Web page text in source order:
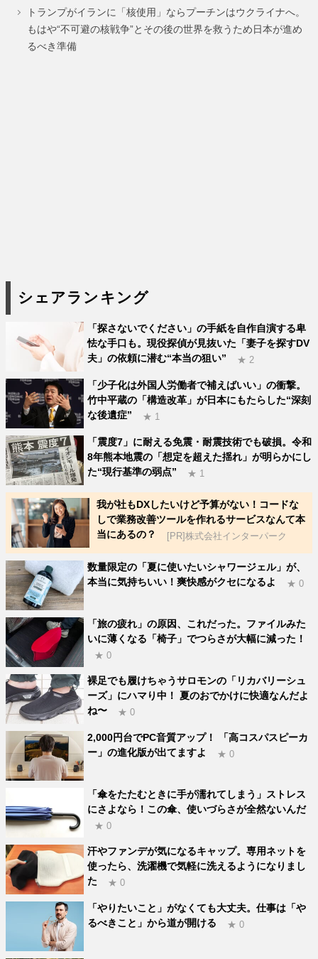
ジ
ジ
ジ
トランプがイランに「核使用」ならプーチンはウクライナへ。
もはや“不可避の核戦争”とその後の世界を救うため日本が進め
るべき準備
シェアランキング
「探さないでください」の手紙を自作自演する卑
怯な手口も。現役探偵が見抜いた「妻子を探すDV
夫」の依頼に潜む“本当の狙い”
★ 2
「少子化は外国人労働者で補えばいい」の衝撃。
竹中平蔵の「構造改革」が日本にもたらした“深刻
な後遺症”
★ 1
「震度7」に耐える免震・耐震技術でも破損。令和
8年熊本地震の「想定を超えた揺れ」が明らかにし
た“現行基準の弱点”
★ 1
我が社もDXしたいけど予算がない！コードな
しで業務改善ツールを作れるサービスなんて本
当にあるの？
[PR]株式会社インターパーク
数量限定の「夏に使いたいシャワージェル」が、
本当に気持ちいい！爽快感がクセになるよ
★ 0
「旅の疲れ」の原因、これだった。ファイルみた
いに薄くなる「椅子」でつらさが大幅に減った！
★ 0
裸足でも履けちゃうサロモンの「リカバリーシュ
ーズ」にハマり中！ 夏のおでかけに快適なんだよ
ね〜
★ 0
2,000円台でPC音質アップ！ 「高コスパスピーカ
ー」の進化版が出てますよ
★ 0
「傘をたたむときに手が濡れてしまう」ストレス
にさよなら！この傘、使いづらさが全然ないんだ
★ 0
汗やファンデが気になるキャップ。専用ネットを
使ったら、洗濯機で気軽に洗えるようになりまし
た
★ 0
「やりたいこと」がなくても大丈夫。仕事は「や
るべきこと」から道が開ける
★ 0